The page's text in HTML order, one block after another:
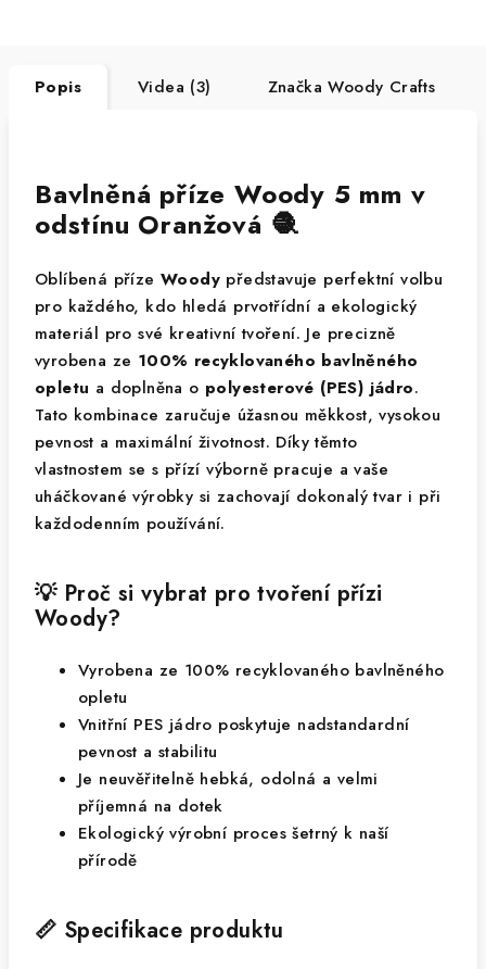
Popis Videa (3) Značka Woody Crafts
Bavlněná příze Woody 5 mm v
odstínu Oranžová 🧶
Oblíbená příze Woody představuje perfektní volbu
pro každého, kdo hledá prvotřídní a ekologický
materiál pro své kreativní tvoření. Je precizně
vyrobena ze 100% recyklovaného bavlněného
opletu a doplněna o polyesterové (PES) jádro.
Tato kombinace zaručuje úžasnou měkkost, vysokou
pevnost a maximální životnost. Díky těmto
vlastnostem se s přízí výborně pracuje a vaše
uháčkované výrobky si zachovají dokonalý tvar i při
každodenním používání.
💡 Proč si vybrat pro tvoření přízi
Woody?
Vyrobena ze 100% recyklovaného bavlněného
opletu
Vnitřní PES jádro poskytuje nadstandardní
pevnost a stabilitu
Je neuvěřitelně hebká, odolná a velmi
příjemná na dotek
Ekologický výrobní proces šetrný k naší
přírodě
📏 Specifikace produktu